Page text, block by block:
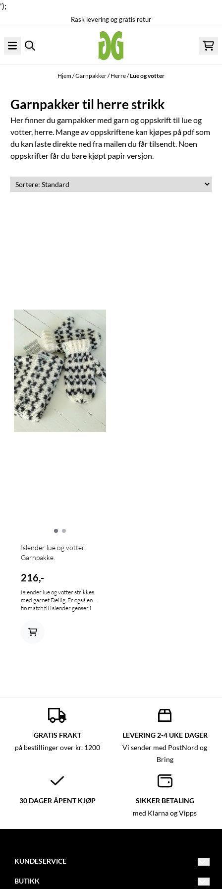
');
Rask levering og gratis retur
Hjem/Garnpakker/Herre/Lue og votter
Garnpakker til herre strikk
Her finner du garnpakker med garn og oppskrift til lue og
votter, herre. Mange av oppskriftene kan kjøpes på pdf som
du kan laste direkte ned fra mailen du får tilsendt. Noen
oppskrifter får du bare kjøpt papir versjon.
Islender lue og votter.
Garnpakke.
216,-
Islender lue og votter strikkes
med garnet Deilig. Er også en
fin match til Islender genser i
#Lindteinstrikk for Knitnorway
GRATIS FRAKT
på bestillinger over kr. 1200
LEVERING 2-4 UKE DAGER
Vi sender med PostNord og
Bring
30 DAGER ÅPENT KJØP SIKKER BETALING
med Klarna og Vipps
KUNDESERVICE
mail@garngruven.no
BUTIKK